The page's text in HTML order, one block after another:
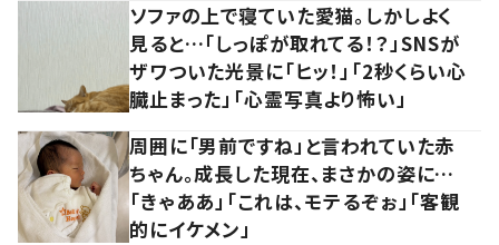
ソファの上で寝ていた愛猫。しかしよく
見ると…「しっぽが取れてる！？」SNSが
ザワついた光景に「ヒッ！」「2秒くらい心
臓止まった」「心霊写真より怖い」
周囲に「男前ですね」と言われていた赤
ちゃん。成長した現在、まさかの姿に…
「きゃああ」「これは、モテるぞぉ」「客観
的にイケメン」